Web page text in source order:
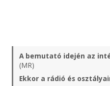
A bemutató idején az
(MR)
Ekkor a rádió és